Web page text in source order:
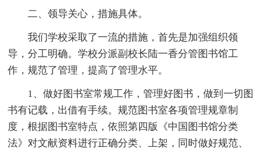
二、领导关心，措施具体。
我们学校采取了一流的措施，首先是加强组织领
导，分工明确。学校分派副校长陆一香分管图书馆工
作，规范了管理，提高了管理水平。
1、做好图书室常规工作，管理好图书，做到一切图
书有记载，出借有手续。规范图书室各项管理规章制
度，根据图书室特点，依照第四版《中国图书馆分类
法》对文献资料进行正确分类、上架，同时做好规范、